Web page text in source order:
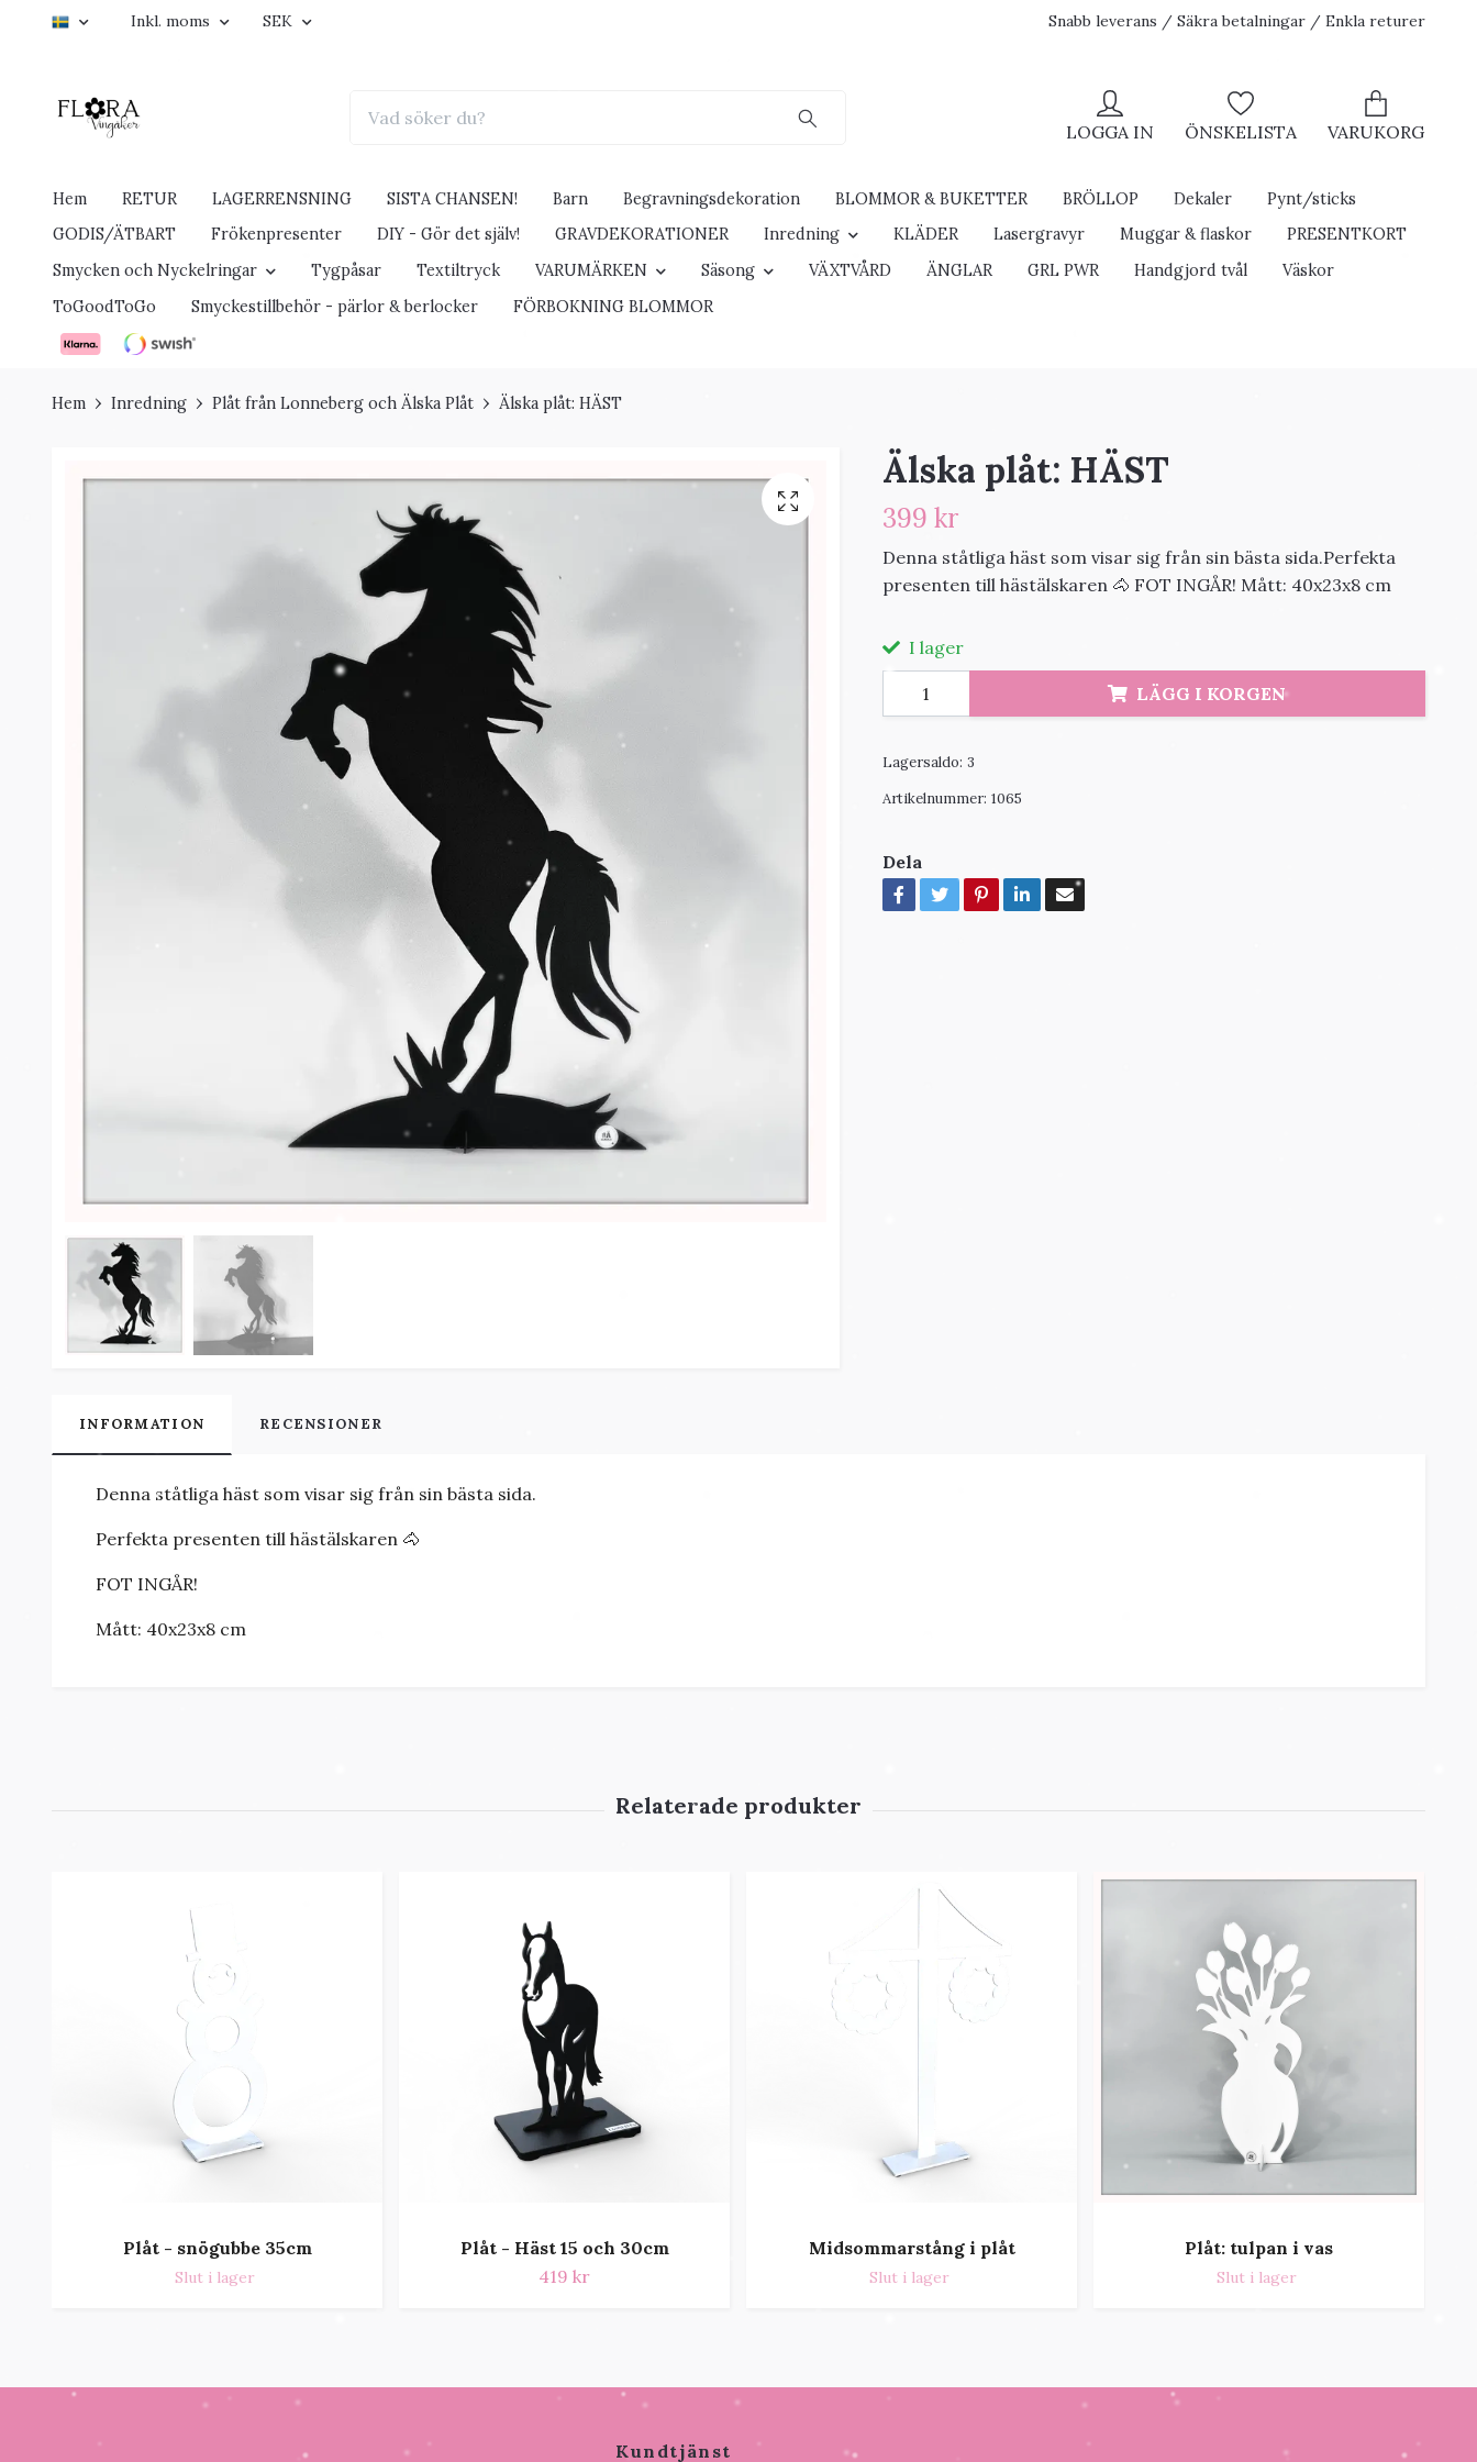
Inkl. moms SEK Snabb leverans / Säkra betalningar / Enkla returer
LOGGA IN ÖNSKELISTA VARUKORG
Hem RETUR LAGERRENSNING SISTA CHANSEN! Barn Begravningsdekoration BLOMMOR & BUKETTER BRÖLLOP Dekaler
Pynt/sticks
GODIS/ÄTBART
Frökenpresenter DIY - Gör det själv! GRAVDEKORATIONER Inredning KLÄDER Lasergravyr Muggar & flaskor
PRESENTKORT
Smycken och Nyckelringar
Tygpåsar Textiltryck VARUMÄRKEN Säsong VÄXTVÅRD ÄNGLAR GRL PWR Handgjord tvål
Väskor
ToGoodToGo
Smyckestillbehör - pärlor & berlocker FÖRBOKNING BLOMMOR
Hem Inredning Plåt från Lonneberg och Älska Plåt Älska plåt: HÄST
Älska plåt: HÄST
399 kr
Denna ståtliga häst som visar sig från sin bästa sida.Perfekta
presenten till hästälskaren 🐴 FOT INGÅR! Mått: 40x23x8 cm
I lager
LÄGG I KORGEN
Lagersaldo: 3
Artikelnummer: 1065
Dela
INFORMATION RECENSIONER
Denna ståtliga häst som visar sig från sin bästa sida.
Perfekta presenten till hästälskaren 🐴
FOT INGÅR!
Mått: 40x23x8 cm
Plåt - snögubbe 35cm
Slut i lager
Plåt - Häst 15 och 30cm
419 kr
Midsommarstång i plåt
Slut i lager
Plåt: tulpan i vas
Slut i lager
Kundtjänst